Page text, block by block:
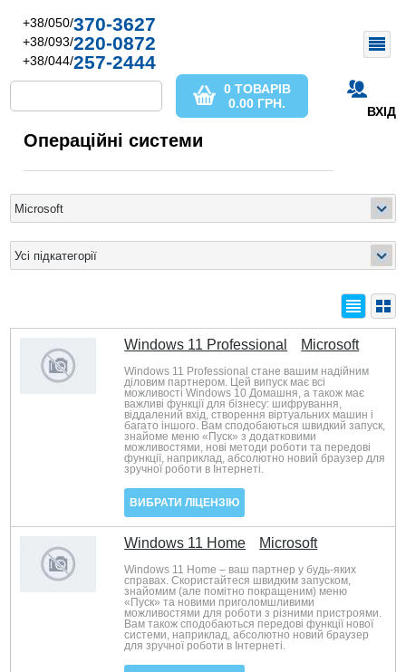
+38/050/370-3627
+38/093/220-0872
+38/044/257-2444
ВХІД
0 ТОВАРІВ
0.00 ГРН.
Операційні системи
Windows 11 Professional Microsoft
Windows 11 Professional стане вашим надійним
діловим партнером. Цей випуск має всі
можливості Windows 10 Домашня, а також має
важливі функції для бізнесу: шифрування,
віддалений вхід, створення віртуальних машин і
багато іншого. Вам сподобаються швидкий запуск,
знайоме меню «Пуск» з додатковими
можливостями, нові методи роботи та передові
функції, наприклад, абсолютно новий браузер для
зручної роботи в Інтернеті.
ВИБРАТИ ЛІЦЕНЗІЮ
Windows 11 Home Microsoft
Windows 11 Home – ваш партнер у будь-яких
справах. Скористайтеся швидким запуском,
знайомим (але помітно покращеним) меню
«Пуск» та новими приголомшливими
можливостями для роботи з різними пристроями.
Вам також сподобаються передові функції нової
системи, наприклад, абсолютно новий браузер
для зручної роботи в Інтернеті.